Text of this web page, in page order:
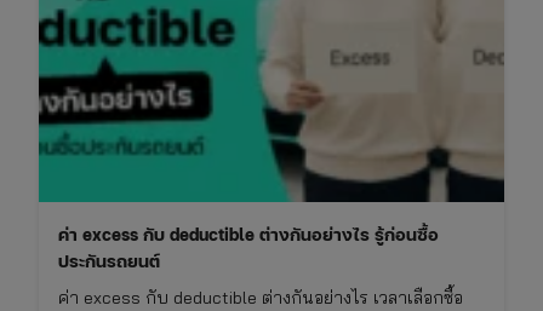
รู้
ก่อน
ซื้อ
ประกัน
ค่า excess กับ deductible ต่างกันอย่างไร รู้ก่อนซื้อ
ประกันรถยนต์
ค่า excess กับ deductible ต่างกันอย่างไร เวลาเลือกซื้อ